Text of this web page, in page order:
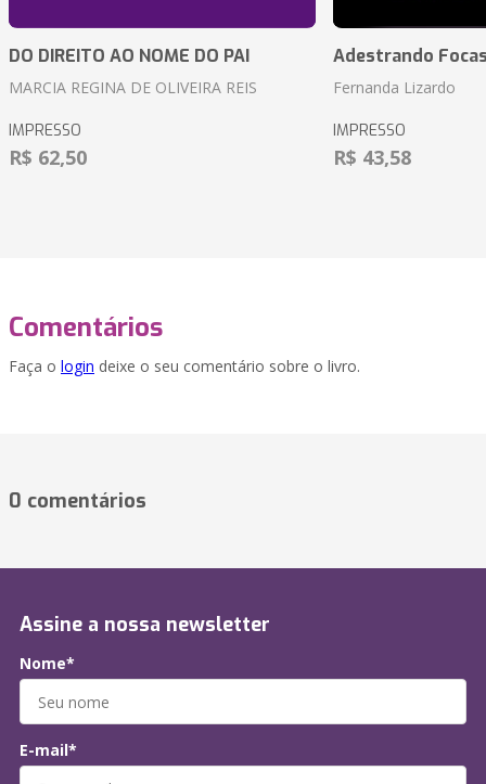
DO DIREITO AO NOME DO PAI
MARCIA REGINA DE OLIVEIRA REIS
IMPRESSO
R$ 62,50
Adestrando
Fernanda Lizardo
IMPRESSO
R$ 43,58
Comentários
Faça o login deixe o seu comentário sobre o livro.
0 comentários
Assine a nossa newsletter
Nome*
E-mail*